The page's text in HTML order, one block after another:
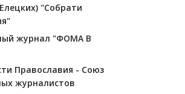
"Собрати
журнал "ФОМА В
Православия - Союз
журналистов